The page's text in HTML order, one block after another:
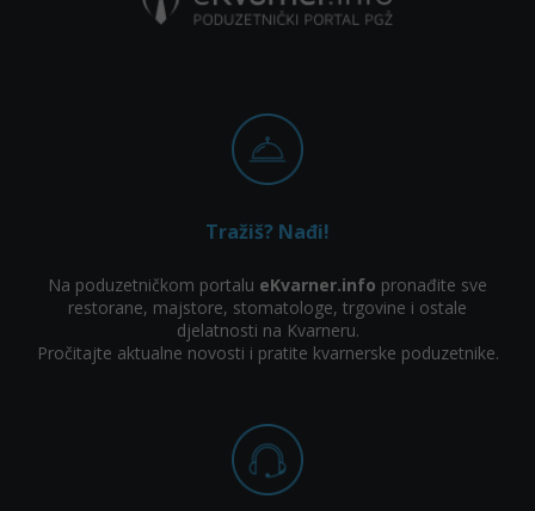
Tražiš? Nađi!
Na poduzetničkom portalu eKvarner.info pronađite sve
restorane, majstore, stomatologe, trgovine i ostale
djelatnosti na Kvarneru.
Pročitajte aktualne novosti i pratite kvarnerske poduzetnike.